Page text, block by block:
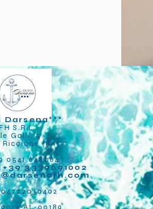
Darsena***
S.R.L.
Galli, 5
Riccione (Rn)
0541 648064
3339691002
AL-00189